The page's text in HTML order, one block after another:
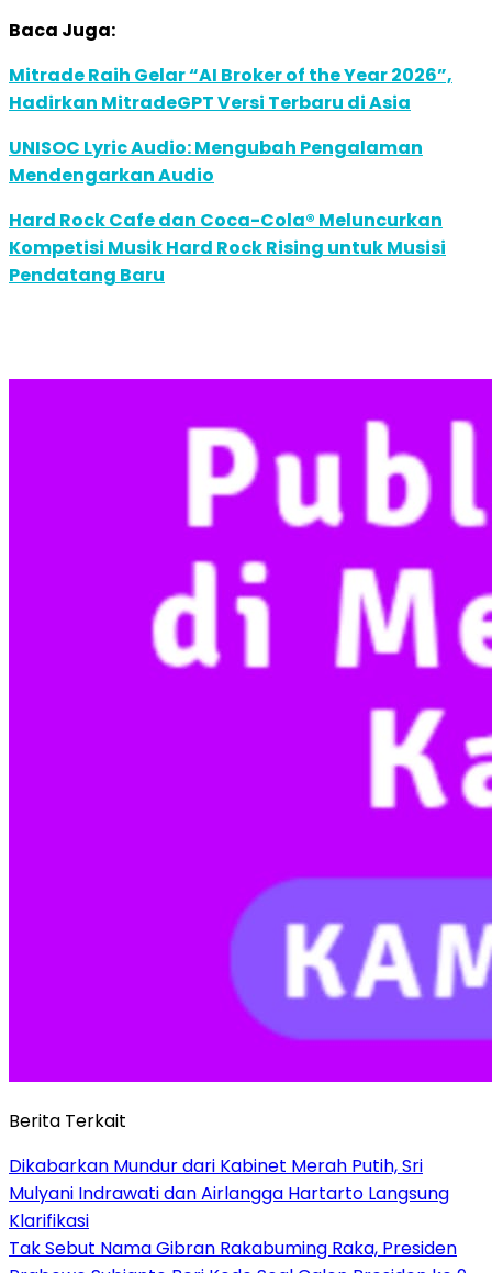
Baca Juga:
Mitrade Raih Gelar “AI Broker of the Year 2026”,
Hadirkan MitradeGPT Versi Terbaru di Asia
UNISOC Lyric Audio: Mengubah Pengalaman
Mendengarkan Audio
Hard Rock Cafe dan Coca-Cola® Meluncurkan
Kompetisi Musik Hard Rock Rising untuk Musisi
Pendatang Baru
Berita Terkait
Dikabarkan Mundur dari Kabinet Merah Putih, Sri
Mulyani Indrawati dan Airlangga Hartarto Langsung
Klarifikasi
Tak Sebut Nama Gibran Rakabuming Raka, Presiden